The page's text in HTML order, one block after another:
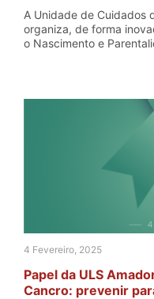
A Unidade de Cuidados
organiza, de forma
o Nascimento e
4 Fevereiro, 2025
Papel da ULS
Cancro: prevenir